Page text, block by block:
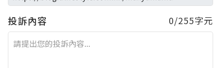
投訴內容 0/255字元